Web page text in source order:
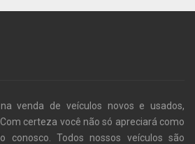
venda de veículos novos e usados,
certeza você não só apreciará como
conosco. Todos nossos veículos são